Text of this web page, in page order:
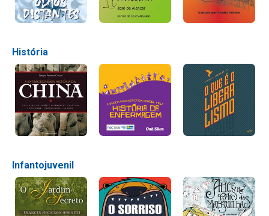
História
Infantojuvenil